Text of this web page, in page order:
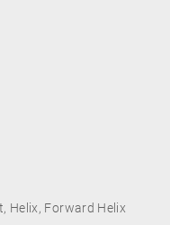
Helix, Forward Helix